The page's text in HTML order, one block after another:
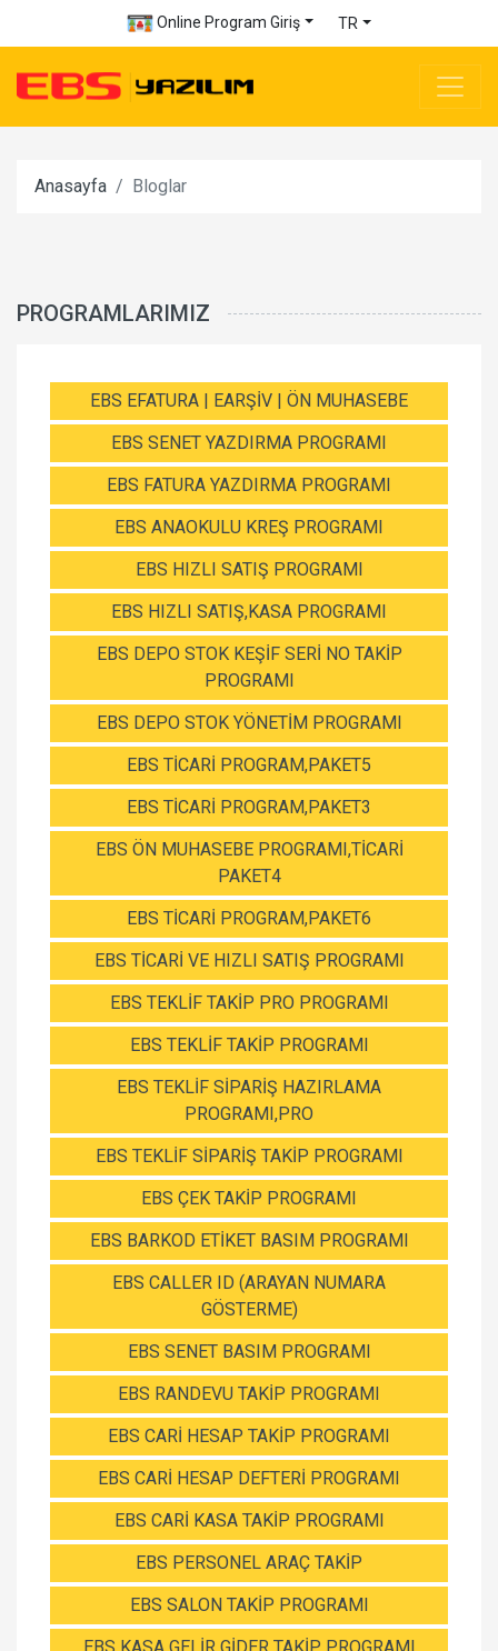
Online Program Giriş TR
Anasayfa Bloglar
PROGRAMLARIMIZ
EBS EFATURA | EARŞİV | ÖN MUHASEBE
EBS SENET YAZDIRMA PROGRAMI
EBS FATURA YAZDIRMA PROGRAMI
EBS ANAOKULU KREŞ PROGRAMI
EBS HIZLI SATIŞ PROGRAMI
EBS HIZLI SATIŞ,KASA PROGRAMI
EBS DEPO STOK KEŞİF SERİ NO TAKİP
PROGRAMI
EBS DEPO STOK YÖNETİM PROGRAMI
EBS TİCARİ PROGRAM,PAKET5
EBS TİCARİ PROGRAM,PAKET3
EBS ÖN MUHASEBE PROGRAMI,TİCARİ
PAKET4
EBS TİCARİ PROGRAM,PAKET6
EBS TİCARİ VE HIZLI SATIŞ PROGRAMI
EBS TEKLİF TAKİP PRO PROGRAMI
EBS TEKLİF TAKİP PROGRAMI
EBS TEKLİF SİPARİŞ HAZIRLAMA
PROGRAMI,PRO
EBS TEKLİF SİPARİŞ TAKİP PROGRAMI
EBS ÇEK TAKİP PROGRAMI
EBS BARKOD ETİKET BASIM PROGRAMI
EBS CALLER ID (ARAYAN NUMARA
GÖSTERME)
EBS SENET BASIM PROGRAMI
EBS RANDEVU TAKİP PROGRAMI
EBS CARİ HESAP TAKİP PROGRAMI
EBS CARİ HESAP DEFTERİ PROGRAMI
EBS CARİ KASA TAKİP PROGRAMI
EBS PERSONEL ARAÇ TAKİP
EBS SALON TAKİP PROGRAMI